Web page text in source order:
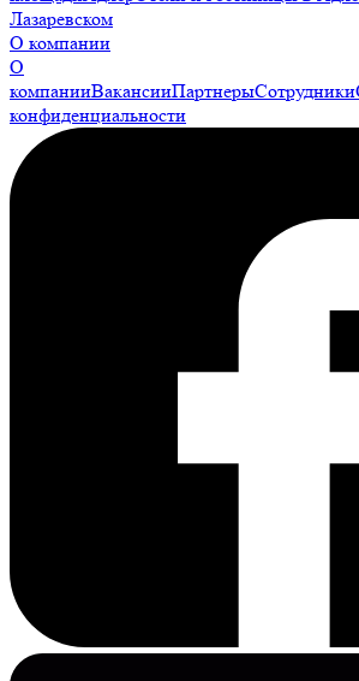
Лазаревском
О компании
О
компанииВакансииПартнерыСотрудники
конфиденциальности